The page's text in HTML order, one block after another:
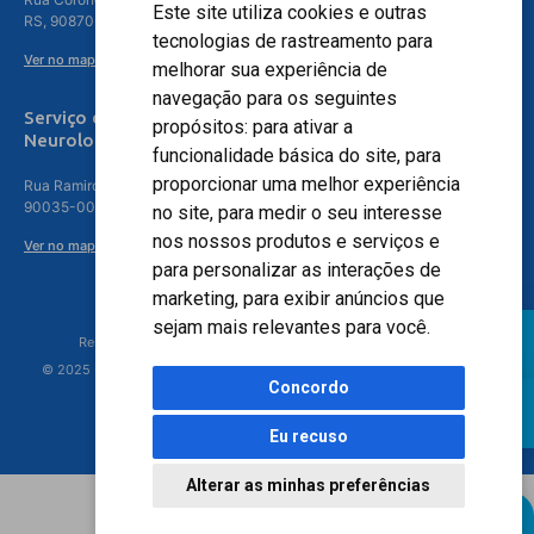
Este site utiliza cookies e outras
tecnologias de rastreamento para
melhorar sua experiência de
navegação para os seguintes
propósitos: para ativar a
funcionalidade básica do site, para
proporcionar uma melhor experiência
no site, para medir o seu interesse
nos nossos produtos e serviços e
para personalizar as interações de
marketing, para exibir anúncios que
sejam mais relevantes para você.
Concordo
Eu recuso
Alterar as minhas preferências
RS, 90870-016
Ver no mapa
Serviço de
Neurologia
Rua Ramiro Barcelos, 630 – 5º andar – Floresta, Porto Alegre – RS,
90035-001
Ver no mapa
Responsável Técnico: Dr. Luiz Antonio Nasi - CREMERS 11217
© 2025 - Hospital Moinhos de Vento - Registro Empresa (CRM-RS): 425